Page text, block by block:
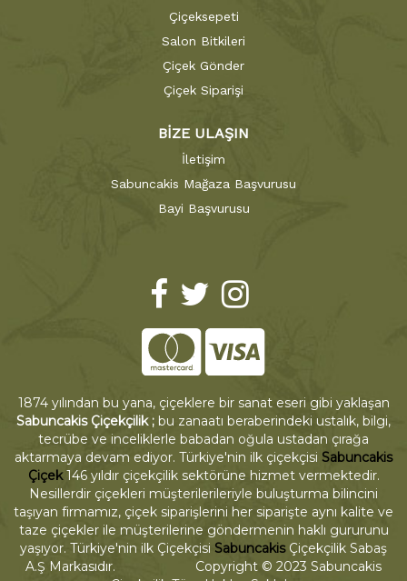
Çiçeksepeti
Salon Bitkileri
Çiçek Gönder
Çiçek Siparişi
BİZE ULAŞIN
İletişim
Sabuncakis Mağaza Başvurusu
Bayi Başvurusu
1874 yılından bu yana, çiçeklere bir sanat eseri gibi yaklaşan
Sabuncakis Çiçekçilik ; bu zanaatı beraberindeki ustalık, bilgi,
tecrübe ve inceliklerle babadan oğula ustadan çırağa
aktarmaya devam ediyor. Türkiye'nin ilk çiçekçisi Sabuncakis
Çiçek146 yıldır çiçekçilik sektörüne hizmet vermektedir.
Nesillerdir çiçekleri müşterilerileriyle buluşturma bilincini
taşıyan firmamız, çiçek siparişlerini her siparişte aynı kalite ve
taze çiçekler ile müşterilerine göndermenin haklı gururunu
yaşıyor. Türkiye'nin ilk Çiçekçisi SabuncakisÇiçekçilik Sabaş
A.Ş Markasıdır. Copyright © 2023 Sabuncakis